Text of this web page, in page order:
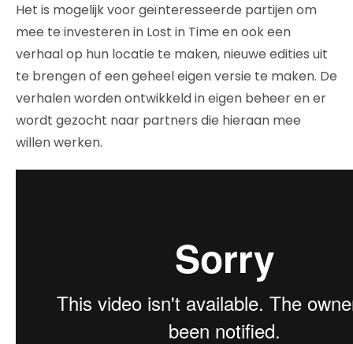
Het is mogelijk voor geïnteresseerde partijen om
mee te investeren in Lost in Time en ook een
verhaal op hun locatie te maken, nieuwe edities uit
te brengen of een geheel eigen versie te maken. De
verhalen worden ontwikkeld in eigen beheer en er
wordt gezocht naar partners die hieraan mee
willen werken.